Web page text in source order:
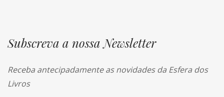
Subscreva a nossa Newsletter
Receba antecipadamente as novidades da Esfera dos
Livros